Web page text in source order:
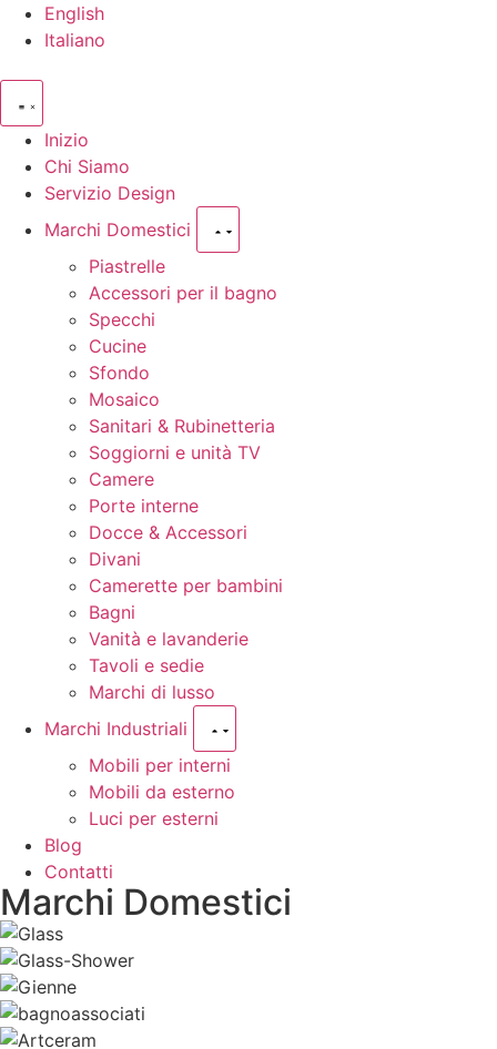
English
Italiano
Inizio
Chi Siamo
Servizio Design
Marchi Domestici
Piastrelle
Accessori per il bagno
Specchi
Cucine
Sfondo
Mosaico
Sanitari & Rubinetteria
Soggiorni e unità TV
Camere
Porte interne
Docce & Accessori
Divani
Camerette per bambini
Bagni
Vanità e lavanderie
Tavoli e sedie
Marchi di lusso
Marchi Industriali
Mobili per interni
Mobili da esterno
Luci per esterni
Blog
Contatti
Marchi Domestici